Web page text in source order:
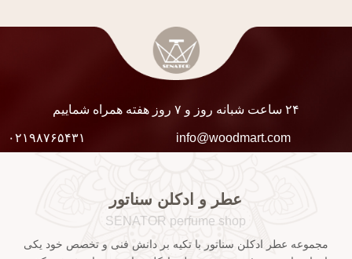
۲۴ ساعت شبانه روز و ۷ روز هفته همراه شماییم
info@woodmart.com ۰۲۱۹۸۷۶۵۴۳۱
عطر و ادکلن سناتور
SENATOR perfume shop
مجموعه عطر ادکلن سناتور با تکیه بر دانش فنی و تخصص خود یکی